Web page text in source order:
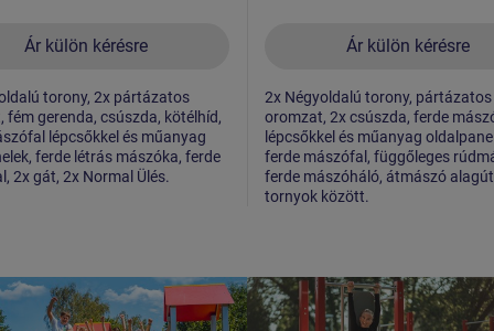
Ár külön kérésre
torony, 2x pártázatos
fém gerenda, csúszda, kötélhíd,
lépcsőkkel és műanyag
ferde létrás mászóka, ferde
2x gát, 2x Normal Ülés.
Ár külön kérésre
2x Négyoldalú torony, pártázatos
oromzat, 2x csúszda, ferde
lépcsőkkel és műanyag
ferde mászófal, függőleges
ferde mászóháló, átmászó
tornyok között.